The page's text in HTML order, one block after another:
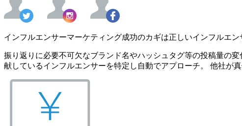
インフルエンサーマーケティング成功のカギは正しいインフルエ
振り返りに必要不可欠なブランド名やハッシュタグ等の投稿量の
献しているインフルエンサーを特定し自動でアプローチ。 他社が